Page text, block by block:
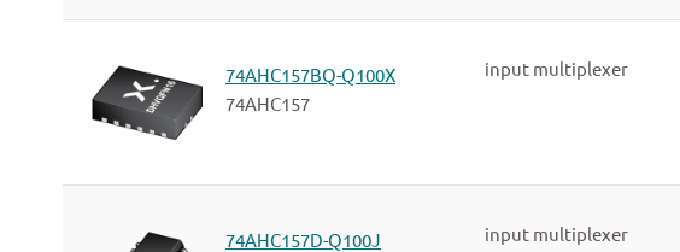
74AHC157BQ-Q100X
74AHC157
input multiplexer
74AHC157D-Q100J
input multiplexer